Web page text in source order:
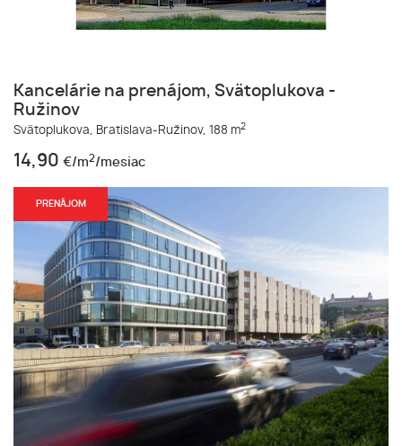
Kancelárie na prenájom, Svätoplukova -
Ružinov
Svätoplukova, Bratislava-Ružinov, 188 m2
14,90 €/m2/mesiac
PRENÁJOM